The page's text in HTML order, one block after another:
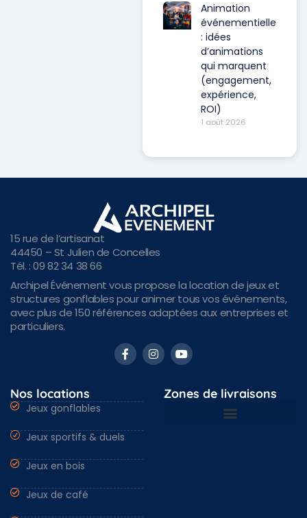
Animation
événementielle
: idées
d’animations
qui marquent
(engagement,
expérience,
ROI)
1 août 2026
15 rue de l’artisanat
44450 – St Julien de Concelles
Tél. : 09 82 34 38 66
Archipel Événement vous propose la location de jeux et
structures gonflables pour animer tous vos événements,
avec plus de 150 références adaptées aux entreprises et
particuliers.
Nos locations
Jeux gonflables
Jeux sportifs & duels
Jeux en bois
Jeux de café
Zones de livraisons